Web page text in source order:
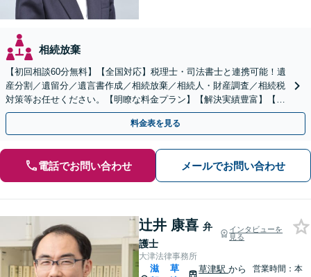
相続放棄
【初回相談60分無料】【全国対応】税理士・司法書士と連携可能！遺
産分割／遺留分／遺言書作成／相続放棄／相続人・財産調査／相続税
対策等お任せください。【明瞭な料金プラン】【解決実績豊富】【電
話相談可】
料金表を見る
電話でお問い合わせ メールでお問い合わせ
辻井 康喜 弁
護士
インタビューを
見る
大津法律事務所
滋
草
草津駅から
営業時間：本